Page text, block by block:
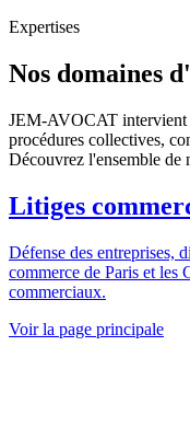
Expertises
Nos domaines
JEM-AVOCAT intervient
procédures collectives,
Découvrez l'ensemble de
Litiges
Défense des entreprises,
commerce de Paris et les
commerciaux.
Voir la page principale